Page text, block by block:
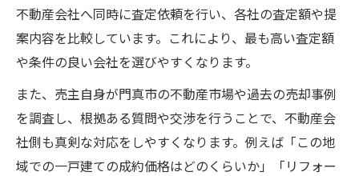
不動産会社へ同時に査定依頼を行い、各社の査定額や提
案内容を比較しています。これにより、最も高い査定額
や条件の良い会社を選びやすくなります。
また、売主自身が門真市の不動産市場や過去の売却事例
を調査し、根拠ある質問や交渉を行うことで、不動産会
社側も真剣な対応をしやすくなります。例えば「この地
域での一戸建ての成約価格はどのくらいか」「リフォー